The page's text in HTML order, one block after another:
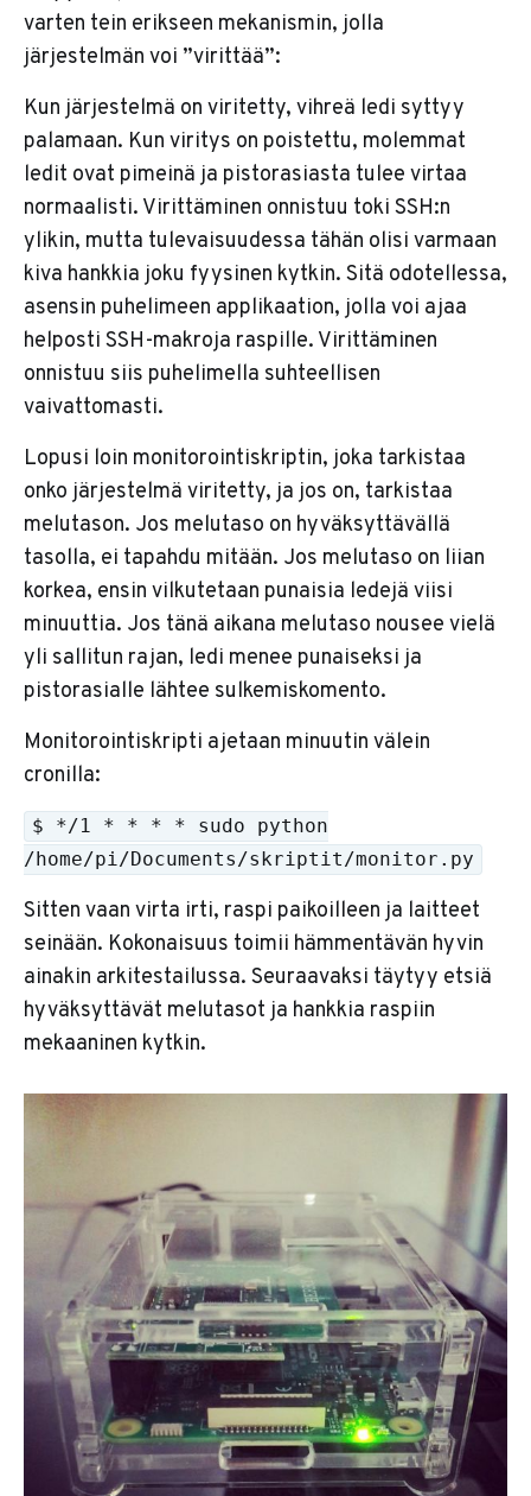
varten tein erikseen mekanismin, jolla
järjestelmän voi ”virittää”:
Kun järjestelmä on viritetty, vihreä ledi syttyy
palamaan. Kun viritys on poistettu, molemmat
ledit ovat pimeinä ja pistorasiasta tulee virtaa
normaalisti. Virittäminen onnistuu toki SSH:n
ylikin, mutta tulevaisuudessa tähän olisi varmaan
kiva hankkia joku fyysinen kytkin. Sitä odotellessa,
asensin puhelimeen applikaation, jolla voi ajaa
helposti SSH-makroja raspille. Virittäminen
onnistuu siis puhelimella suhteellisen
vaivattomasti.
Lopusi loin monitorointiskriptin, joka tarkistaa
onko järjestelmä viritetty, ja jos on, tarkistaa
melutason. Jos melutaso on hyväksyttävällä
tasolla, ei tapahdu mitään. Jos melutaso on liian
korkea, ensin vilkutetaan punaisia ledejä viisi
minuuttia. Jos tänä aikana melutaso nousee vielä
yli sallitun rajan, ledi menee punaiseksi ja
pistorasialle lähtee sulkemiskomento.
Monitorointiskripti ajetaan minuutin välein
cronilla:
$ */1 * * * * sudo python
/home/pi/Documents/skriptit/monitor.py
Sitten vaan virta irti, raspi paikoilleen ja laitteet
seinään. Kokonaisuus toimii hämmentävän hyvin
ainakin arkitestailussa. Seuraavaksi täytyy etsiä
hyväksyttävät melutasot ja hankkia raspiin
mekaaninen kytkin.